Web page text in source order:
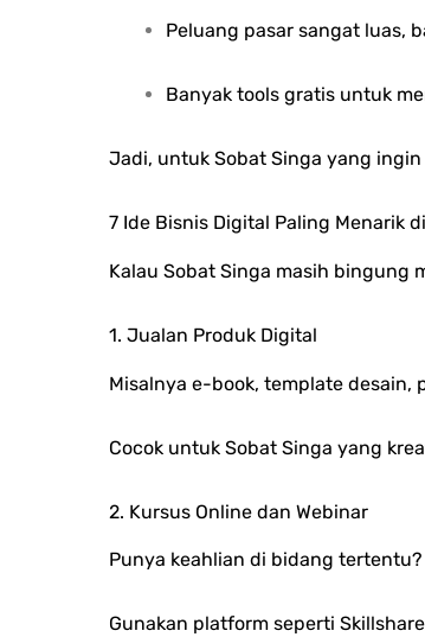
Peluang pasar sangat luas,
Banyak tools gratis untuk
Jadi, untuk Sobat Singa yang
7 Ide Bisnis Digital Paling Menarik
Kalau Sobat Singa masih bingung
1. Jualan Produk Digital
Misalnya e-book, template
Cocok untuk Sobat Singa yang
2. Kursus Online dan Webinar
Punya keahlian di bidang
Gunakan platform seperti